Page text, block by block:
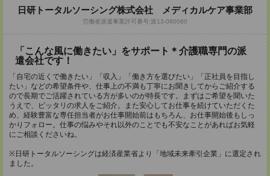
日研トータルソーシング株式会社 メディカルケア事業部
労働者派遣事業許可番号:派13-060060
「こんな風に働きたい」をサポート＊介護職専門の派
遣会社です！
「自宅の近くで働きたい」「収入」「働き方を選びたい」「正社員を目指し
たい」などの希望条件や、仕事上の不満も丁寧にお聞きしてからご紹介する
ので長期でご活躍されている方が多いのが特長です。まずはご希望を聞いた
うえで、ピッタリの求人をご紹介。また安心してお仕事を続けていただくた
め、経験豊富な専任担当者がお仕事開始前はもちろん、お仕事開始後もしっ
かりフォロー。仕事の悩みやそれ以外のことでも不安なことがあればお気軽
にご相談くださいね。
※日研トータルソーシングは経済産業省より「地域未来牽引企業」に選定され
ました。